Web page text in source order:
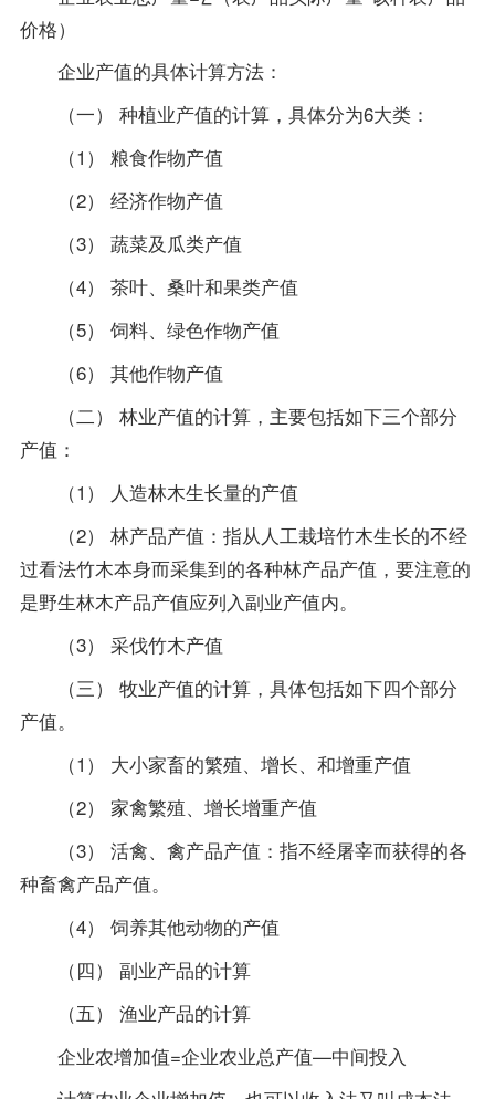
价格）
企业产值的具体计算方法：
（一） 种植业产值的计算，具体分为6大类：
（1） 粮食作物产值
（2） 经济作物产值
（3） 蔬菜及瓜类产值
（4） 茶叶、桑叶和果类产值
（5） 饲料、绿色作物产值
（6） 其他作物产值
（二） 林业产值的计算，主要包括如下三个部分
产值：
（1） 人造林木生长量的产值
（2） 林产品产值：指从人工栽培竹木生长的不经
过看法竹木本身而采集到的各种林产品产值，要注意的
是野生林木产品产值应列入副业产值内。
（3） 采伐竹木产值
（三） 牧业产值的计算，具体包括如下四个部分
产值。
（1） 大小家畜的繁殖、增长、和增重产值
（2） 家禽繁殖、增长增重产值
（3） 活禽、禽产品产值：指不经屠宰而获得的各
种畜禽产品产值。
（4） 饲养其他动物的产值
（四） 副业产品的计算
（五） 渔业产品的计算
企业农增加值=企业农业总产值—中间投入